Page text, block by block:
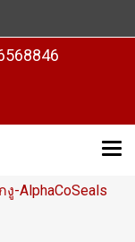
-AlphaCoSeals